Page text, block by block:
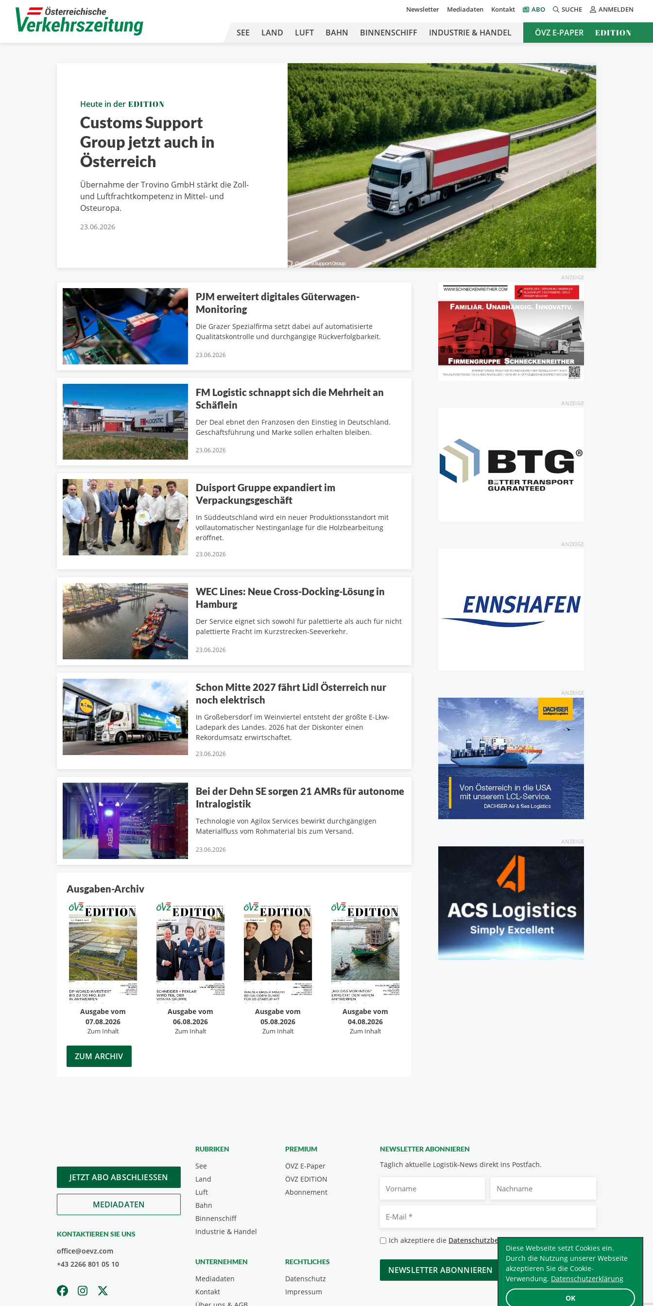
OK
Diese Webseite setzt Cookies ein.
Durch die Nutzung unserer Webseite
akzeptieren Sie die Cookie-
Verwendung. Datenschutzerklärung
Newsletter Mediadaten Kontakt ABO SUCHE ANMELDEN
SEE LAND LUFT BAHN BINNENSCHIFF INDUSTRIE & HANDEL ÖVZ E-PAPER EDITION
Heute in der EDITION
Customs Support
Group jetzt auch in
Österreich
Übernahme der Trovino GmbH stärkt die Zoll-
und Luftfrachtkompetenz in Mittel- und
Osteuropa.
23.06.2026
PJM erweitert digitales Güterwagen-
Monitoring
Die Grazer Spezialfirma setzt dabei auf automatisierte
Qualitätskontrolle und durchgängige Rückverfolgbarkeit.
23.06.2026
FM Logistic schnappt sich die Mehrheit an
Schäflein
Der Deal ebnet den Franzosen den Einstieg in Deutschland.
Geschäftsführung und Marke sollen erhalten bleiben.
23.06.2026
Duisport Gruppe expandiert im
Verpackungsgeschäft
In Süddeutschland wird ein neuer Produktionsstandort mit
vollautomatischer Nestinganlage für die Holzbearbeitung
eröffnet.
23.06.2026
WEC Lines: Neue Cross-Docking-Lösung in
Hamburg
Der Service eignet sich sowohl für palettierte als auch für nicht
palettierte Fracht im Kurzstrecken-Seeverkehr.
23.06.2026
Schon Mitte 2027 fährt Lidl Österreich nur
noch elektrisch
In Großebersdorf im Weinviertel entsteht der größte E-Lkw-
Ladepark des Landes. 2026 hat der Diskonter einen
Rekordumsatz erwirtschaftet.
23.06.2026
Bei der Dehn SE sorgen 21 AMRs für autonome
Intralogistik
Technologie von Agilox Services bewirkt durchgängigen
Materialfluss vom Rohmaterial bis zum Versand.
23.06.2026
Ausgaben-Archiv
Ausgabe vom
07.08.2026
Zum Inhalt
Ausgabe vom
06.08.2026
Zum Inhalt
Ausgabe vom
05.08.2026
Zum Inhalt
Ausgabe vom
04.08.2026
Zum Inhalt
ZUM ARCHIV
ANZEIGE
ANZEIGE
ANZEIGE
ANZEIGE
ANZEIGE
JETZT ABO ABSCHLIESSEN
MEDIADATEN
KONTAKTIEREN SIE UNS
office@oevz.com
+43 2266 801 05 10
NEWSLETTER ABONNIEREN
Täglich aktuelle Logistik-News direkt ins Postfach.
Mail
Datenschutzbestimmungen
Ich akzeptiere die Datenschutzbestimmungen.*
CAPTCHA
RUBRIKEN
See
Land
Luft
Bahn
Binnenschiff
Industrie & Handel
PREMIUM
ÖVZ E-Paper
Abonnement
ÖVZ EDITION
UNTERNEHMEN
Mediadaten
Kontakt
RECHTLICHES
Datenschutz
Impressum